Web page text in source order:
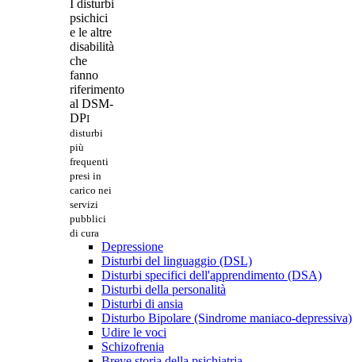
I disturbi
psichici
e le altre
disabilità
che
fanno
riferimento
al DSM-
DPI
disturbi
più
frequenti
presi in
carico nei
servizi
pubblici
di cura
Depressione
Disturbi del linguaggio (DSL)
Disturbi specifici dell'apprendimento (DSA)
Disturbi della personalità
Disturbi di ansia
Disturbo Bipolare (Sindrome maniaco-depressiva)
Udire le voci
Schizofrenia